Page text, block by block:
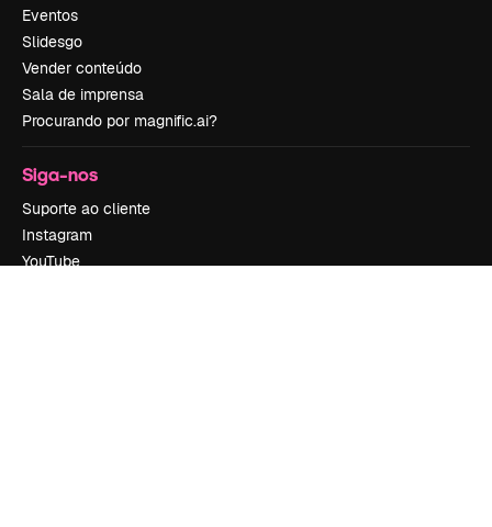
Eventos
Slidesgo
Vender conteúdo
Sala de imprensa
Procurando por magnific.ai?
Siga-nos
Suporte ao cliente
Instagram
YouTube